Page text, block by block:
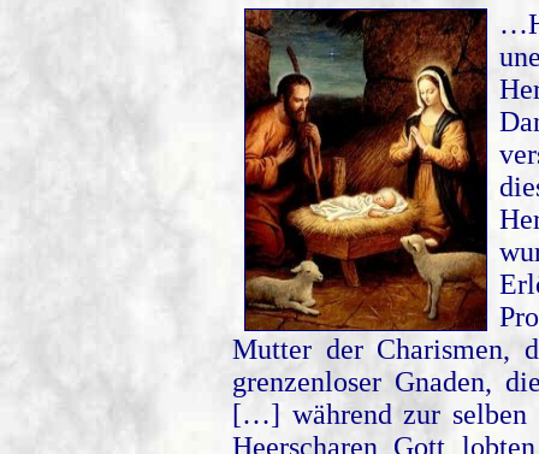
Mutter der Charismen,
grenzenloser Gnaden,
[…] während zur
Heerscharen Gott